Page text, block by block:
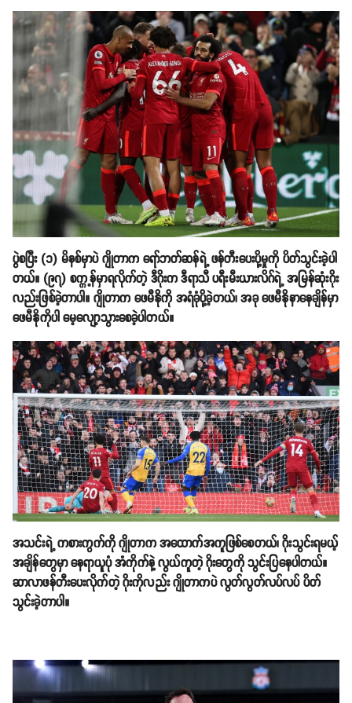
ပွဲစပြီး (၁) မိနစ်မှာပဲ ဂျိုတာက ရော်ဘတ်ဆန်ရဲ့ ဖန်တီးပေးပို့မှုကို ပိတ်သွင်းခဲ့ပါ
တယ်။ (၉၇) စက္က့န်မှာရလိုက်တဲ့ ဒီဂိုးက ဒီရာသီ ပရီးမီးယားလိဂ်ရဲ့ အမြန်ဆုံးဂိုး
လည်းဖြစ်ခဲ့တာပါ။ ဂျိုတာက ဖေမီနိုကို အရံခုံပို့ခဲ့တယ်၊ အခု ဖေမီနိုနာနေချိန်မှာ
ဖေမီနိုကိုပါ မေ့လျော့သွားစေခဲ့ပါတယ်။
အသင်းရဲ့ ကစားကွက်ကို ဂျိုတာက အထောက်အကူဖြစ်စေတယ်၊ ဂိုးသွင်းရမယ့်
အချိန်တွေမှာ နေရာယူပုံ အံကိုက်နဲ့ လွယ်ကူတဲ့ ဂိုးတွေကို သွင်းပြနေပါတယ်။
ဆာလာဖန်တီးပေးလိုက်တဲ့ ဂိုးကိုလည်း ဂျိုတာကပဲ လွတ်လွတ်လပ်လပ် ပိတ်
သွင်းခဲ့တာပါ။